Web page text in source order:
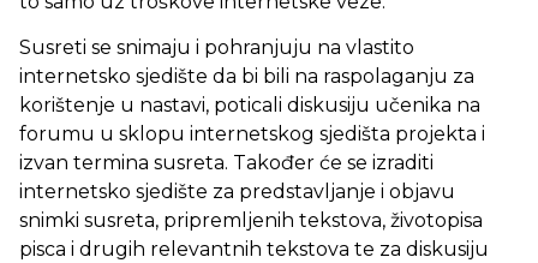
Susreti se snimaju i pohranjuju na vlastito
internetsko sjedište da bi bili na raspolaganju za
korištenje u nastavi, poticali diskusiju učenika na
forumu u sklopu internetskog sjedišta projekta i
izvan termina susreta. Također će se izraditi
internetsko sjedište za predstavljanje i objavu
snimki susreta, pripremljenih tekstova, životopisa
pisca i drugih relevantnih tekstova te za diskusiju